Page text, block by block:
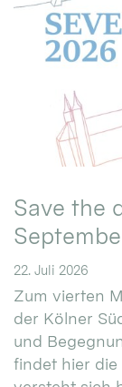
Save the
22. Juli 2026
Zum vierten
der Kölner
und
findet hier die